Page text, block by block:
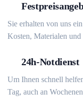
Sie erhalten von uns
Kosten, Materialen und
24h-Notdienst
Um Ihnen schnell
Tag, auch an